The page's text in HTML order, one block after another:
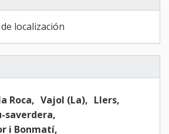
localización
Roca Vajol (La)
Llers
saverdera
i Bonmatí